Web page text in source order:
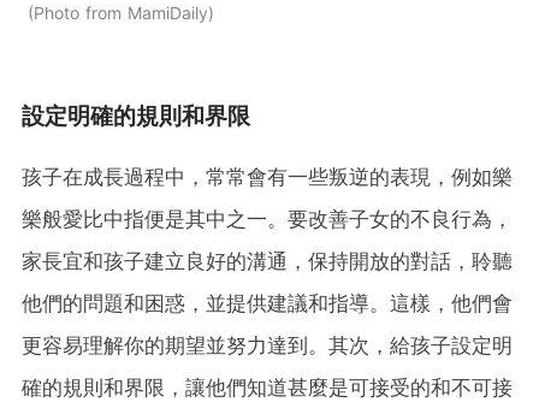
Photo from MamiDaily
設定明確的規則和界限
孩子在成長過程中，常常會有一些叛逆的表現，例如樂
樂般愛比中指便是其中之一。要改善子女的不良行為，
家長宜和孩子建立良好的溝通，保持開放的對話，聆聽
他們的問題和困惑，並提供建議和指導。這樣，他們會
更容易理解你的期望並努力達到。其次，給孩子設定明
確的規則和界限，讓他們知道甚麼是可接受的和不可接